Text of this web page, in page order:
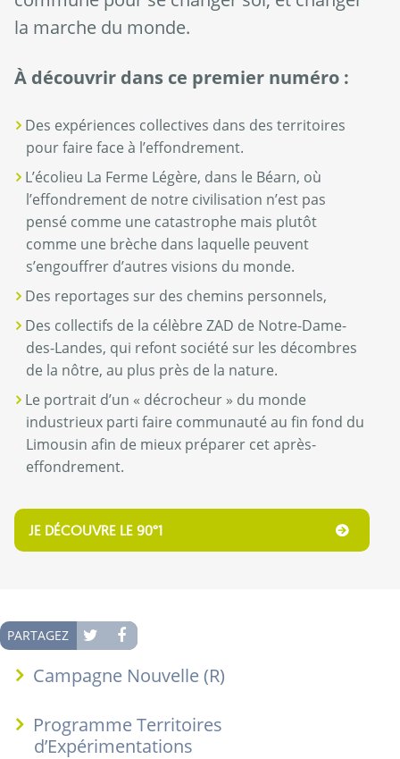
la marche du monde.
À découvrir dans ce premier numéro :
Des expériences collectives dans des territoires
pour faire face à l’effondrement.
L’écolieu La Ferme Légère, dans le Béarn, où
l’effondrement de notre civilisation n’est pas
pensé comme une catastrophe mais plutôt
comme une brèche dans laquelle peuvent
s’engouffrer d’autres visions du monde.
Des reportages sur des chemins personnels,
Des collectifs de la célèbre ZAD de Notre-Dame-
des-Landes, qui refont société sur les décombres
de la nôtre, au plus près de la nature.
Le portrait d’un « décrocheur » du monde
industrieux parti faire communauté au fin fond du
Limousin afin de mieux préparer cet après-
effondrement.
JE DÉCOUVRE LE 90°1
PARTAGEZ
Campagne Nouvelle (R)
Programme Territoires
d’Expérimentations